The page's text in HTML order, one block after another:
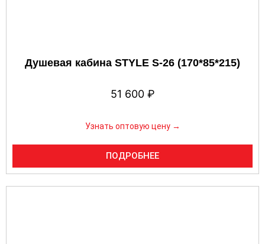
Душевая кабина STYLE S-26 (170*85*215)
51 600 ₽
Узнать оптовую цену →
ПОДРОБНЕЕ